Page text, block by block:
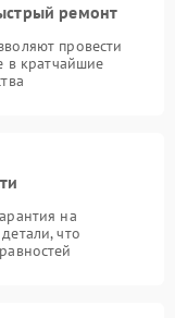
ремонт
провести
в кратчайшие
на
что